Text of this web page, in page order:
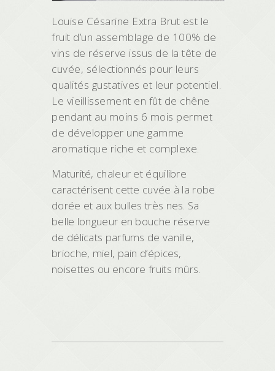
Louise Césarine Extra Brut est le
fruit d’un assemblage de 100% de
vins de réserve issus de la tête de
cuvée, sélectionnés pour leurs
qualités gustatives et leur potentiel.
Le vieillissement en fût de chêne
pendant au moins 6 mois permet
de développer une gamme
aromatique riche et complexe.
Maturité, chaleur et équilibre
caractérisent cette cuvée à la robe
dorée et aux bulles très nes. Sa
belle longueur en bouche réserve
de délicats parfums de vanille,
brioche, miel, pain d’épices,
noisettes ou encore fruits mûrs.